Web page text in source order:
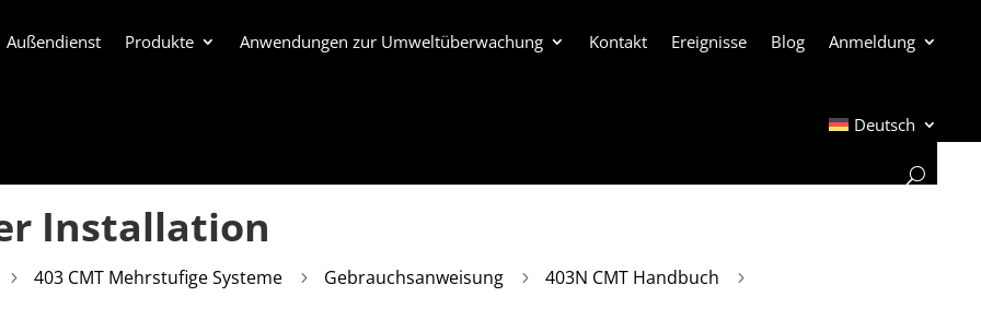
Außendienst Produkte Anwendungen zur Umweltüberwachung Kontakt Ereignisse Blog Anmeldung
Deutsch
Installation
5 403 CMT Mehrstufige Systeme 5 Gebrauchsanweisung 5 403N CMT Handbuch 5